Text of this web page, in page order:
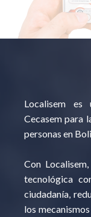
Localisem
Cecasem para
personas en
Con
tecnológica
ciudadanía,
los